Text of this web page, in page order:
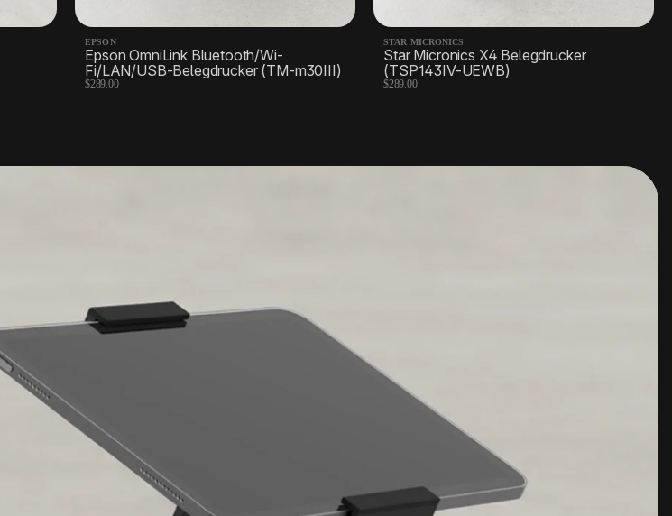
EPSON
Epson OmniLink Bluetooth/Wi-
Fi/LAN/USB-Belegdrucker (TM-m30III)
$289.00
STAR MICRONICS
Star Micronics X4 Belegdrucker
(TSP143IV-UEWB)
$289.00